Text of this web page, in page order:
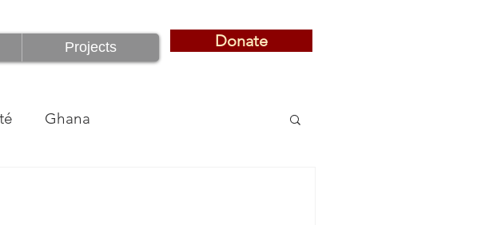
Programmes Donate
Projects Donate
Ghana